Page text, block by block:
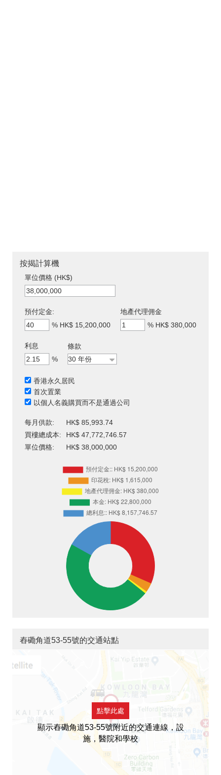
按揭計算機
單位價格 (HK$)
預付定金:
% HK$ 15,200,000
地產代理佣金
% HK$ 380,000
利息
%
條款
香港永久居民
首次置業
以個人名義購買而不是通過公司
每月供款:
HK$ 85,993.74
買樓總成本:
HK$ 47,772,746.57
單位價格:
HK$ 38,000,000
舂磡角道53-55號的交通站點
點擊此處
顯示舂磡角道53-55號附近的交通連線，設
施，醫院和學校